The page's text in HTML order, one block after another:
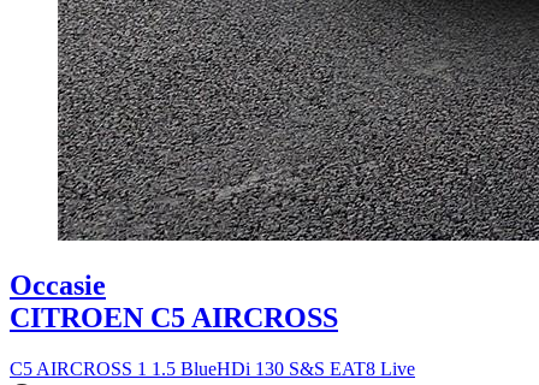
Occasie
CITROEN C5 AIRCROSS
C5 AIRCROSS 1 1.5 BlueHDi 130 S&S EAT8 Live